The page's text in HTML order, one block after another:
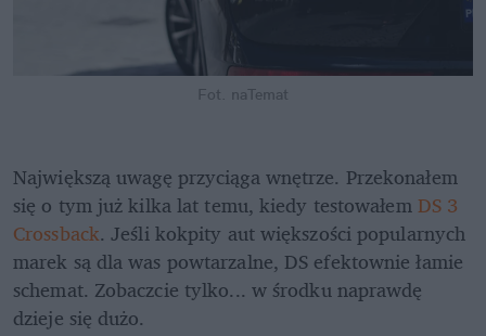
Fot. naTemat
Największą uwagę przyciąga wnętrze. Przekonałem
się o tym już kilka lat temu, kiedy testowałem DS 3
Crossback. Jeśli kokpity aut większości popularnych
marek są dla was powtarzalne, DS efektownie łamie
schemat. Zobaczcie tylko... w środku naprawdę
dzieje się dużo.